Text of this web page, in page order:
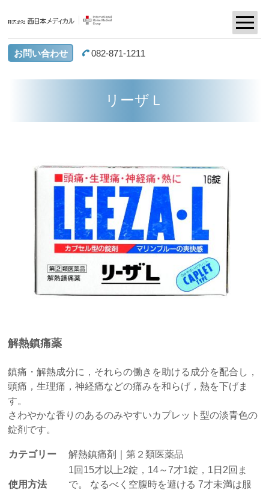
お問い合わせ 082-871-1211
リーザＬ
解熱鎮痛薬
鎮痛・解熱成分に，それらの働きを助ける成分を配合し，
頭痛，生理痛，神経痛などの痛みを和らげ，熱を下げま
す。
さわやかな香りのあるのみやすいカプレット型の淡青色の
錠剤です。
カテゴリー 解熱鎮痛剤｜第２類医薬品
使用方法
1回15才以上2錠，14～7才1錠，1日2回ま
で。 なるべく空腹時を避ける 7才未満は服